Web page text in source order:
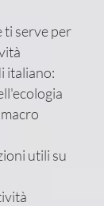
ti serve per
italiano:
utili su